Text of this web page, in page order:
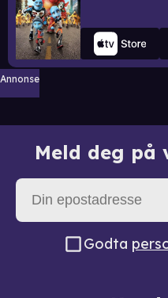
Annonse
Meld deg på
Godta